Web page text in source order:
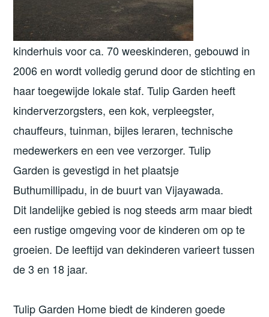
kinderhuis voor ca. 70 weeskinderen, gebouwd in
2006 en wordt volledig gerund door de stichting en
haar toegewijde lokale staf. Tulip Garden heeft
kinderverzorgsters, een kok, verpleegster,
chauffeurs, tuinman, bijles leraren, technische
medewerkers en een vee verzorger. Tulip
Garden is gevestigd in het plaatsje
Buthumillipadu, in de buurt van Vijayawada.
Dit landelijke gebied is nog steeds arm maar biedt
een rustige omgeving voor de kinderen om op te
groeien. De leeftijd van dekinderen varieert tussen
de 3 en 18 jaar.
Tulip Garden Home biedt de kinderen goede